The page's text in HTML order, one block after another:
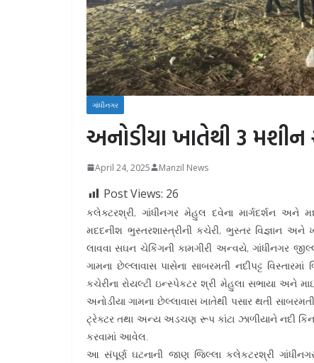
ગાંધીનગર
અનોડીયા ખાતેથી 3 મશીન
April 24, 2025 Manzil News
Post Views: 26
કલેક્ટરશ્રી, ગાંધીનગર મેહુલ દવેના માર્ગદર્શન અને
મદદનીશ ભુસ્તરશાસ્ત્રીની કચેરી, ભુસ્તર વિજ્ઞાન અને
લાવવા સઘન ચેકિંગની કામગીરી અન્વયે, ગાંધીનગર
ગામના છેલ્લાવાસ પાસેના સાબરમતી નદીપટ્ટ
કચેરીના રોયલ્ટી ઇન્સ્પેકટર શ્રી મેહુલા સભાયા અને
અનોડીયા ગામના છેલ્લાવાસ ખાતેથી પસાર થતી સાબરમતી
ટ્રેક્ટર તથા અન્ય અડચણ રૂપ કાંટા ઝાળીયાને નદી
કરવામાં આવેલ.
આ સંપૂર્ણ ઘટનાની જાણ જિલ્લા કલેકટરશ્રી